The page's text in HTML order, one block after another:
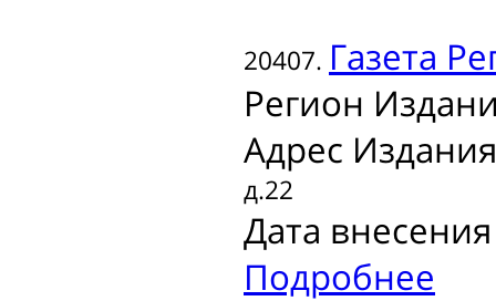
20407. Газета
Регион
Адрес
д.22
Дата
Подробнее